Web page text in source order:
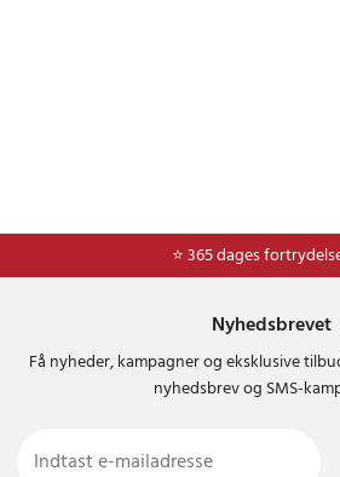
⭐ 365 dages
⭐ Nem og sikker betaling med
Nyhedsbrevet
Få nyheder, kampagner og eksklusive
nyhedsbrev og SMS-